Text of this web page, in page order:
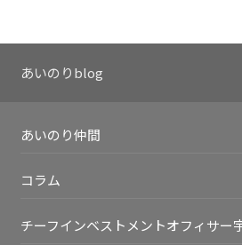
あいのりblog
あいのり仲間
コラム
チーフインベストメントオフィサー